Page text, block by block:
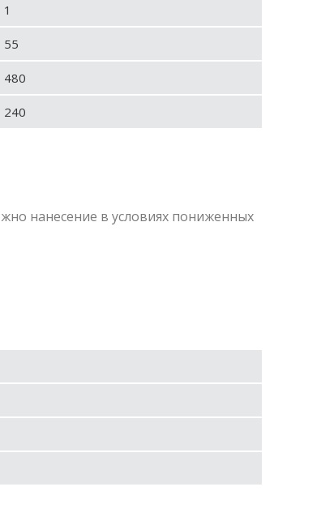
1
55
480
240
нанесение в условиях пониженных